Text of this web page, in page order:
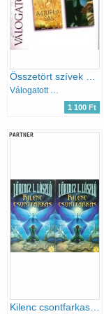
1 100 Ft
PARTNER
Kilenc csontfarkas 1-2.